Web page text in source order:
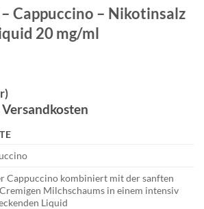
– Cappuccino – Nikotinsalz
20 mg/ml
Cappuccino kombiniert mit der sanften
Milchschaums in einem intensiv
Liquid